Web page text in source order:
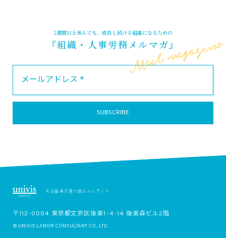
2週間以上休んでも、成長し続ける組織になるための
『組織・人事労務メルマガ』
〒112-0004 東京都文京区後楽1-4-14 後楽森ビル2階
© UNIVIS LABOR CONSULTANT CO., LTD.